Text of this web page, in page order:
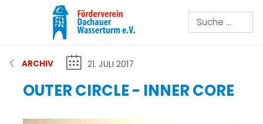
Suchen
ARCHIV 21. JULI 2017
OUTER CIRCLE - INNER CORE